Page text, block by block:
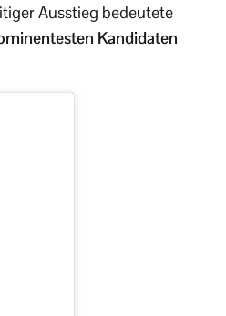
Ausstieg bedeutete
Kandidaten